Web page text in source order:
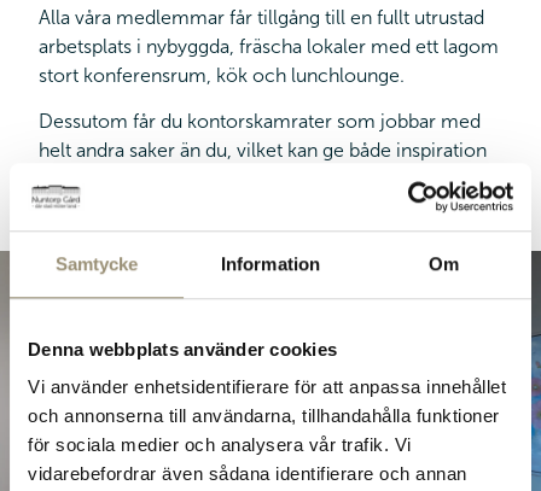
Samtycke Information Om
Denna webbplats använder cookies
Vi använder enhetsidentifierare för att anpassa innehållet
och annonserna till användarna, tillhandahålla funktioner
för sociala medier och analysera vår trafik. Vi
vidarebefordrar även sådana identifierare och annan
Alla våra medlemmar får tillgång till en fullt utrustad
arbetsplats i nybyggda, fräscha lokaler med ett lagom
stort konferensrum, kök och lunchlounge.
Dessutom får du kontorskamrater som jobbar med
helt andra saker än du, vilket kan ge både inspiration
Bjud dina gäster på hemlagad omsorg och